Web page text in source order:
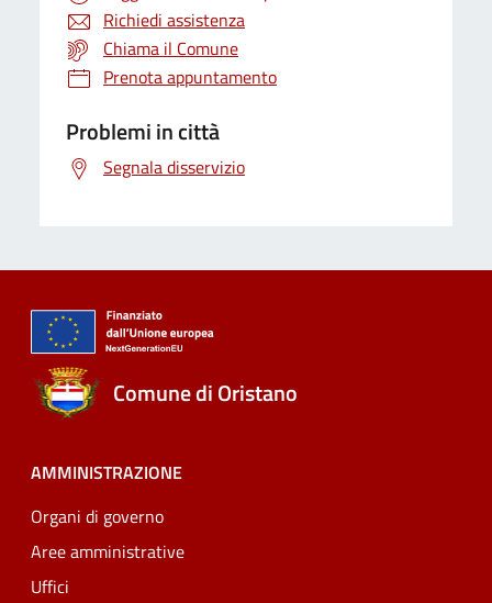
Richiedi assistenza
Chiama il Comune
Prenota appuntamento
Problemi in città
Segnala disservizio
Comune di Oristano
AMMINISTRAZIONE
Organi di governo
Aree amministrative
Uffici